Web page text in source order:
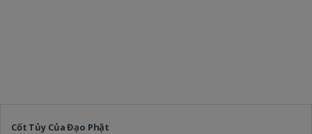
Cốt Tủy Của Đạo Phật